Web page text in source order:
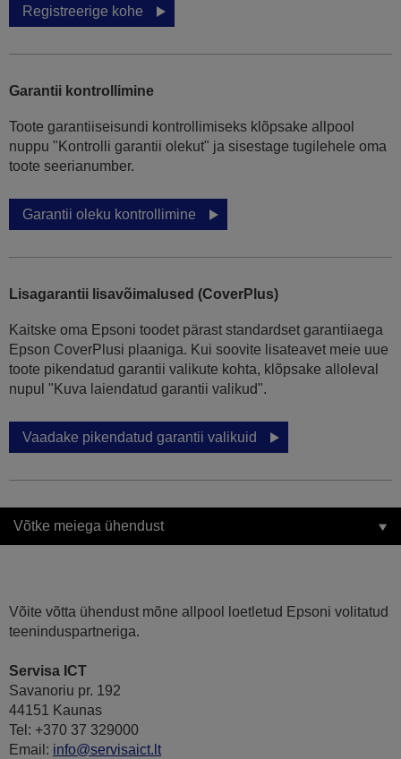
Registreerige kohe
Garantii kontrollimine
Toote garantiiseisundi kontrollimiseks klõpsake allpool
nuppu "Kontrolli garantii olekut" ja sisestage tugilehele oma
toote seerianumber.
Garantii oleku kontrollimine
Lisagarantii lisavõimalused (CoverPlus)
Kaitske oma Epsoni toodet pärast standardset garantiiaega
Epson CoverPlusi plaaniga. Kui soovite lisateavet meie uue
toote pikendatud garantii valikute kohta, klõpsake alloleval
nupul "Kuva laiendatud garantii valikud".
Vaadake pikendatud garantii valikuid
Võtke meiega ühendust
Võite võtta ühendust mõne allpool loetletud Epsoni volitatud
teeninduspartneriga.
Servisa ICT
Savanoriu pr. 192
44151 Kaunas
Tel: +370 37 329000
Email: info@servisaict.lt